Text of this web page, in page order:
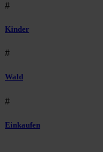
#
Kinder
#
Wald
#
Einkaufen